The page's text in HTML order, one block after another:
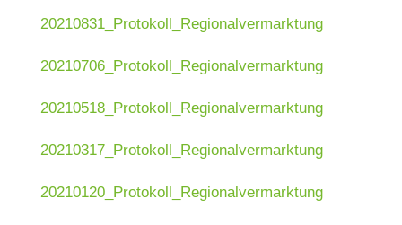
20210831_Protokoll_Regionalvermarktung
20210706_Protokoll_Regionalvermarktung
20210518_Protokoll_Regionalvermarktung
20210317_Protokoll_Regionalvermarktung
20210120_Protokoll_Regionalvermarktung